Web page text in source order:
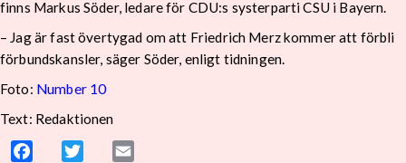
finns Markus Söder, ledare för CDU:s systerparti CSU i Bayern.
– Jag är fast övertygad om att Friedrich Merz kommer att förbli
förbundskansler, säger Söder, enligt tidningen.
Foto: Number 10
Text: Redaktionen
Facebook Twitter